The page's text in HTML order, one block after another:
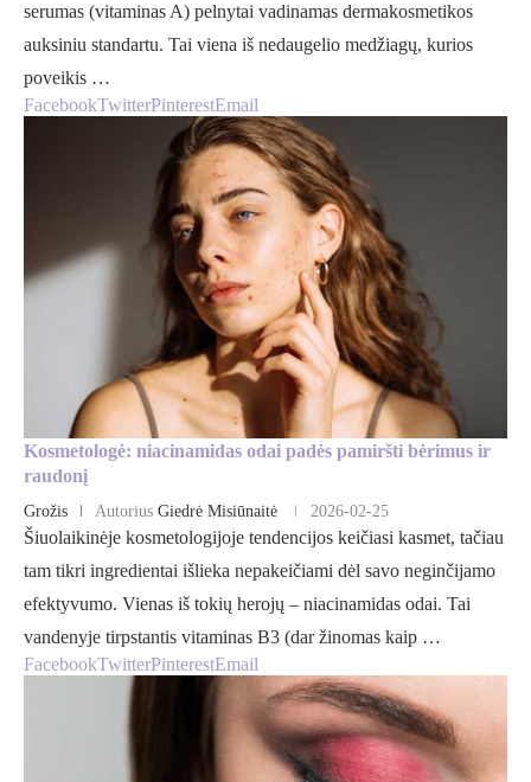
serumas (vitaminas A) pelnytai vadinamas dermakosmetikos
auksiniu standartu. Tai viena iš nedaugelio medžiagų, kurios
poveikis …
FacebookTwitterPinterestEmail
Kosmetologė: niacinamidas odai padės pamiršti bėrimus ir
raudonį
Grožis Autorius Giedrė Misiūnaitė 2026-02-25
Šiuolaikinėje kosmetologijoje tendencijos keičiasi kasmet, tačiau
tam tikri ingredientai išlieka nepakeičiami dėl savo neginčijamo
efektyvumo. Vienas iš tokių herojų – niacinamidas odai. Tai
vandenyje tirpstantis vitaminas B3 (dar žinomas kaip …
FacebookTwitterPinterestEmail